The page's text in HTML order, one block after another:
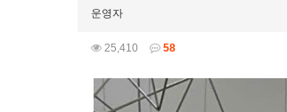
운영자
25,410 58